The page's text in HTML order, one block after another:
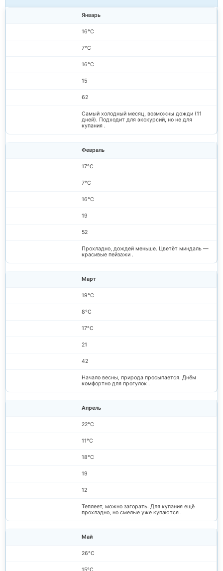
Январь
16°C
7°C
16°C
15
62
Самый холодный месяц, возможны дожди (11
дней). Подходит для экскурсий, но не для
купания .
Февраль
17°C
7°C
16°C
19
52
Прохладно, дождей меньше. Цветёт миндаль —
красивые пейзажи .
Март
19°C
8°C
17°C
21
42
Начало весны, природа просыпается. Днём
комфортно для прогулок .
Апрель
22°C
11°C
18°C
19
12
Теплеет, можно загорать. Для купания ещё
прохладно, но смелые уже купаются .
Май
26°C